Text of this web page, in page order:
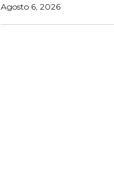
Agosto 6, 2026